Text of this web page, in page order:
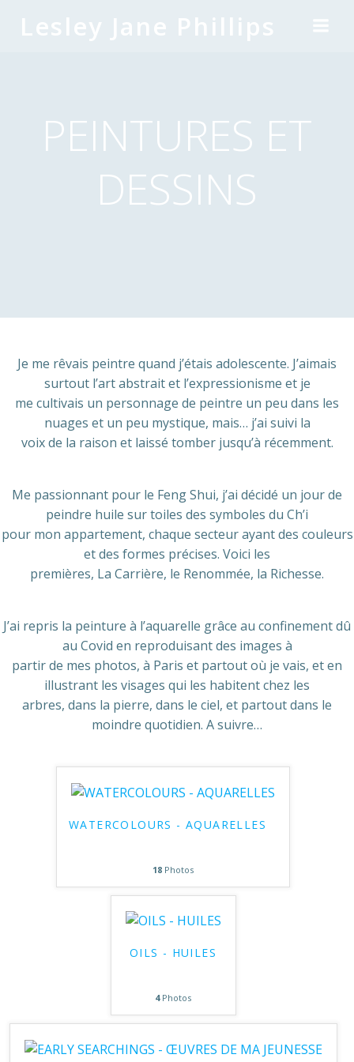
to
Lesley Jane Phillips
PEINTURES ET
DESSINS
Je me rêvais peintre quand j’étais adolescente. J’aimais
surtout l’art abstrait et l’expressionisme et je
me cultivais un personnage de peintre un peu dans les
nuages et un peu mystique, mais… j’ai suivi la
voix de la raison et laissé tomber jusqu’à récemment.
Me passionnant pour le Feng Shui, j’ai décidé un jour de
peindre huile sur toiles des symboles du Ch’i
pour mon appartement, chaque secteur ayant des couleurs
et des formes précises. Voici les
premières, La Carrière, le Renommée, la Richesse.
J’ai repris la peinture à l’aquarelle grâce au confinement dû
au Covid en reproduisant des images à
partir de mes photos, à Paris et partout où je vais, et en
illustrant les visages qui les habitent chez les
arbres, dans la pierre, dans le ciel, et partout dans le
moindre quotidien. A suivre…
WATERCOLOURS - AQUARELLES
18 Photos
OILS - HUILES
4Photos